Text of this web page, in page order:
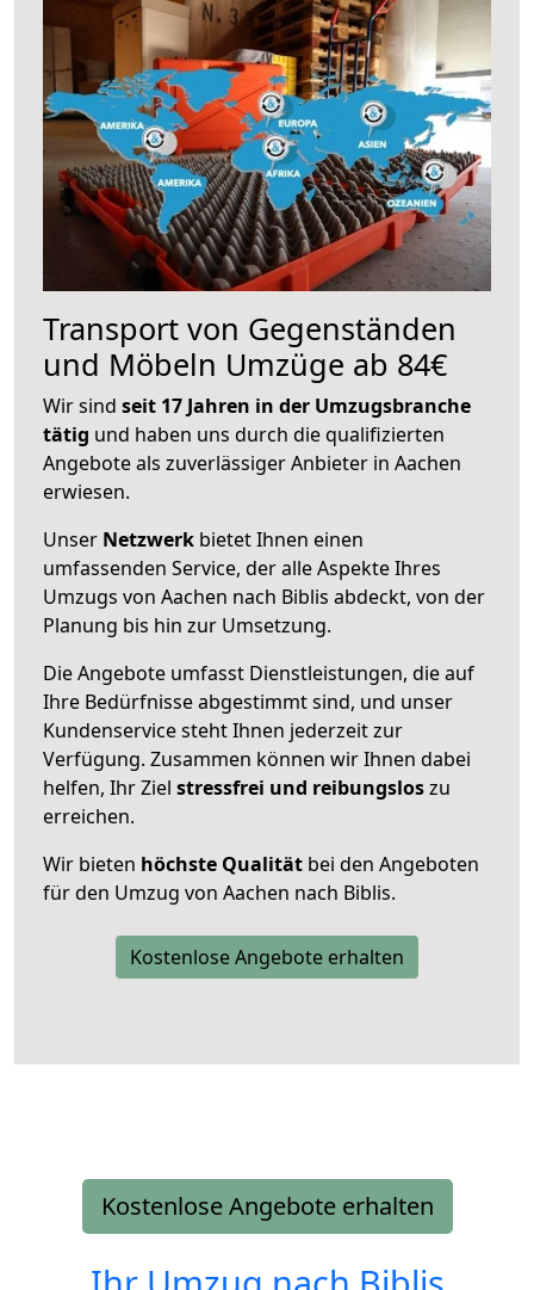
Transport von Gegenständen
und Möbeln Umzüge ab 84€
Wir sind seit 17 Jahren in der Umzugsbranche
tätig und haben uns durch die qualifizierten
Angebote als zuverlässiger Anbieter in Aachen
erwiesen.
Unser Netzwerk bietet Ihnen einen
umfassenden Service, der alle Aspekte Ihres
Umzugs von Aachen nach Biblis abdeckt, von der
Planung bis hin zur Umsetzung.
Die Angebote umfasst Dienstleistungen, die auf
Ihre Bedürfnisse abgestimmt sind, und unser
Kundenservice steht Ihnen jederzeit zur
Verfügung. Zusammen können wir Ihnen dabei
helfen, Ihr Ziel stressfrei und reibungsloszu
erreichen.
Wir bieten höchste Qualität bei den Angeboten
für den Umzug von Aachen nach Biblis.
Kostenlose Angebote erhalten
Kostenlose Angebote erhalten